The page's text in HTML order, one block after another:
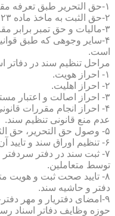
۱-حق التحریر طبق تعرفه مقرر وزارت دادگستری.
۲-حق الثبت به ماخذ ماده ۱۲۳ قانون اصلاحی قانون ثبت.
۳-مالیات و حق تمبر برابر مقررات مالیاتی.
۴-سایر وجوهی که طبق
است.
مراحل تنظیم سند در دفاتر
۱- احراز هویت.
۲- احراز اهلیت.
۳- احراز اصالت و اعتبار مستندات سند.
۴- احراز انجام مقررات
عدم منع قانونی تنظیم سند.
۵- وصول حق التحریر، حق الثبت و سایر حقوق دولتی.
۶- تنظیم اوراق سند و تایید آن توسط متعاملین.
۷- ثبت سند در دفتر
توسط متعاملین.
۸- تایید صحت ثبت و هویت
دفتر و حاشیه سند.
۹-امضای دفتریار و مهر دفترخانه ذیل ثبت دفتر و در حاشیه سند.
حوزه وظایف دفاتر اسناد